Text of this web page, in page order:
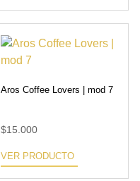
Aros Coffee Lovers | mod 7
$15.000
VER PRODUCTO